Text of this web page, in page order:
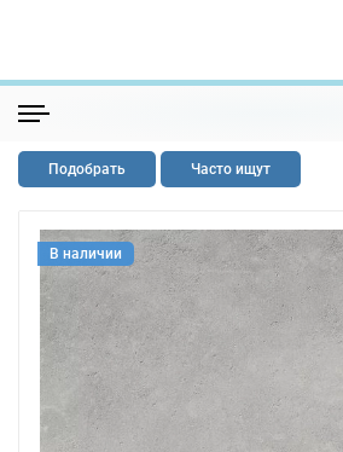
Керамогранит
Керамогранит для бассейна
Подобрать Часто ищут
В наличии